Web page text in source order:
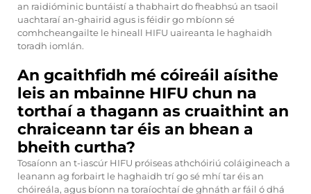
an raidióminic buntáistí a thabhairt do fheabhsú an tsaoil
uachtaraí an-ghairid agus is féidir go mbíonn sé
comhcheangailte le hineall HIFU uaireanta le haghaidh
toradh iomlán.
An gcaithfidh mé cóireáil aísithe
leis an mbainne HIFU chun na
torthaí a thagann as cruaithint an
chraiceann tar éis an bhean a
bheith curtha?
Tosaíonn an t-iascúr HIFU próiseas athchóiriú coláigineach a
leanann ag forbairt le haghaidh trí go sé mhí tar éis an
chóireála, agus bíonn na toraíochtaí de ghnáth ar fáil ó dhá